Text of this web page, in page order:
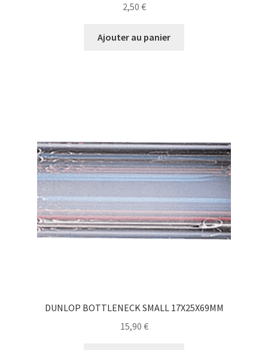
2,50 €
Ajouter au panier
DUNLOP BOTTLENECK SMALL 17X25X69MM
15,90 €